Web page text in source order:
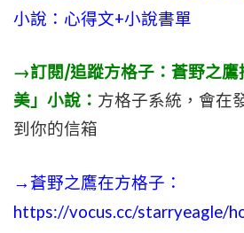
小說：心得文+小說書單
→訂閱/追蹤方格子：蒼野之鷹
美」小說： 方格子系統，會在
到你的信箱
→蒼野之鷹在方格子：
https://vocus.cc/starryeagle/